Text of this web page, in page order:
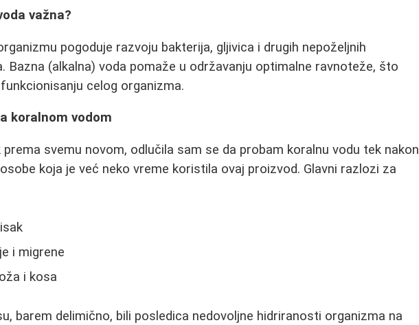
važna?
pogoduje razvoju bakterija, gljivica i drugih nepoželjnih
Bazna (alkalna) voda pomaže u održavanju optimalne ravnoteže, što
celog organizma.
koralnom vodom
prema svemu novom, odlučila sam se da probam koralnu vodu tek nakon
koja je već neko vreme koristila ovaj proizvod. Glavni razlozi za
i migrene
i kosa
barem delimično, bili posledica nedovoljne hidriranosti organizma na